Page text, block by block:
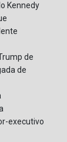
Kennedy
de
de
executivo